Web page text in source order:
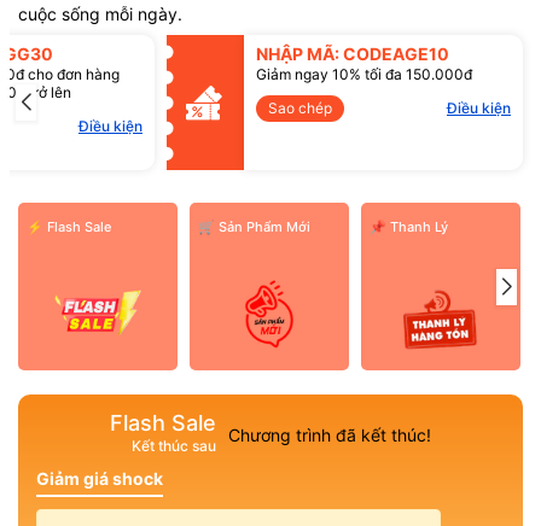
cuộc sống mỗi ngày.
cho đơn hàng
trở lên
Điều kiện
NHẬP MÃ: CODEAGE10
Giảm ngay 10% tối đa 150.000đ
Sao chép
Điều kiện
Mã giảm giá:
Điều kiện:
⚡ Flash Sale ️🛒 Sản Phẩm Mới 📌 Thanh Lý
Flash Sale
Kết thúc sau
Chương trình đã kết thúc!
Giảm giá shock